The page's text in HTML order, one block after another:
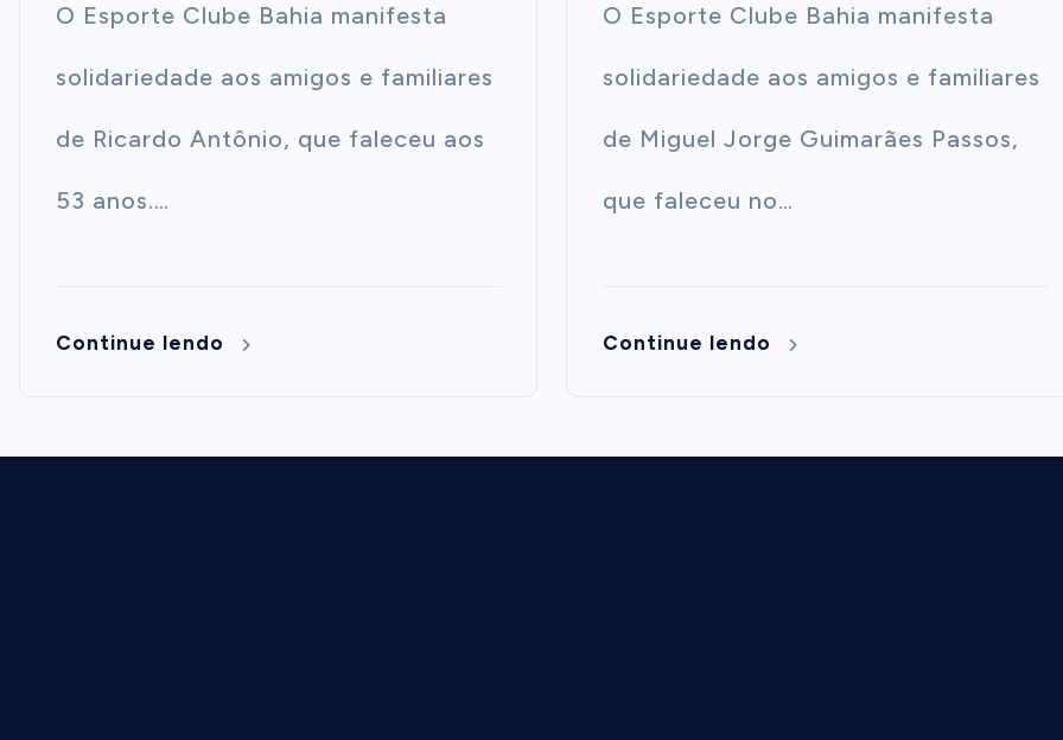
O Esporte Clube Bahia manifesta
solidariedade aos amigos e familiares
de Ricardo Antônio, que faleceu aos
53 anos.…
Continue lendo
O Esporte Clube Bahia manifesta
solidariedade aos amigos e familiares
de Miguel Jorge Guimarães Passos,
que faleceu no…
Continue lendo